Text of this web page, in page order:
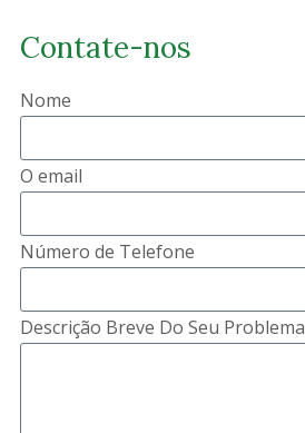
Contate-nos
Nome
O email
Número de Telefone
Descrição Breve Do Seu Problema